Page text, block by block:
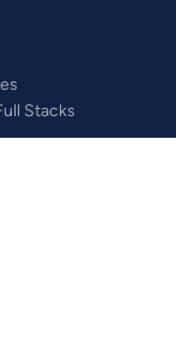
Stacks